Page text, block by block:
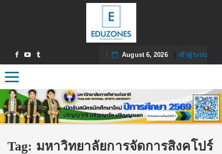
August 6, 2026| เข้าสู่ระบบ
Toggle navigation
Tag: มหาวิทยาลัยการจัดการสิงคโปร์